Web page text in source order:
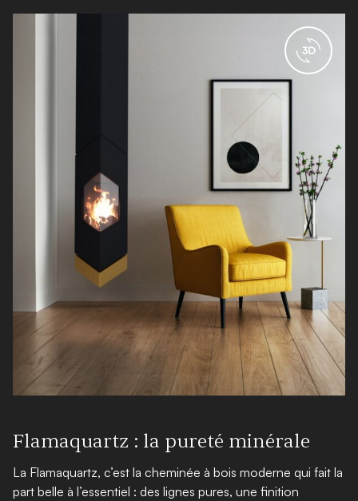
Flamaquartz : la pureté minérale
La Flamaquartz, c’est la cheminée à bois moderne qui fait la
part belle à l’essentiel : des lignes pures, une finition